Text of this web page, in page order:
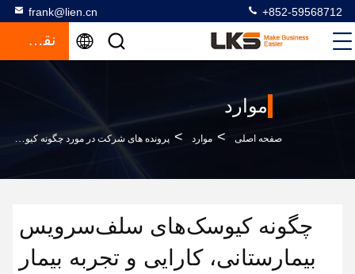
frank@lien.cn +852-59568712
نقل قول
موارد
صفحه اصلی > موارد > پرونده های شرکت در مورد چگونه کیوسک‌های سلف‌سرویس بیمارستانی، کارایی و تجربه بیمار را بهبود می‌بخشند
چگونه کیوسک‌های سلف‌سرویس
بیمارستانی، کارایی و تجربه بیمار